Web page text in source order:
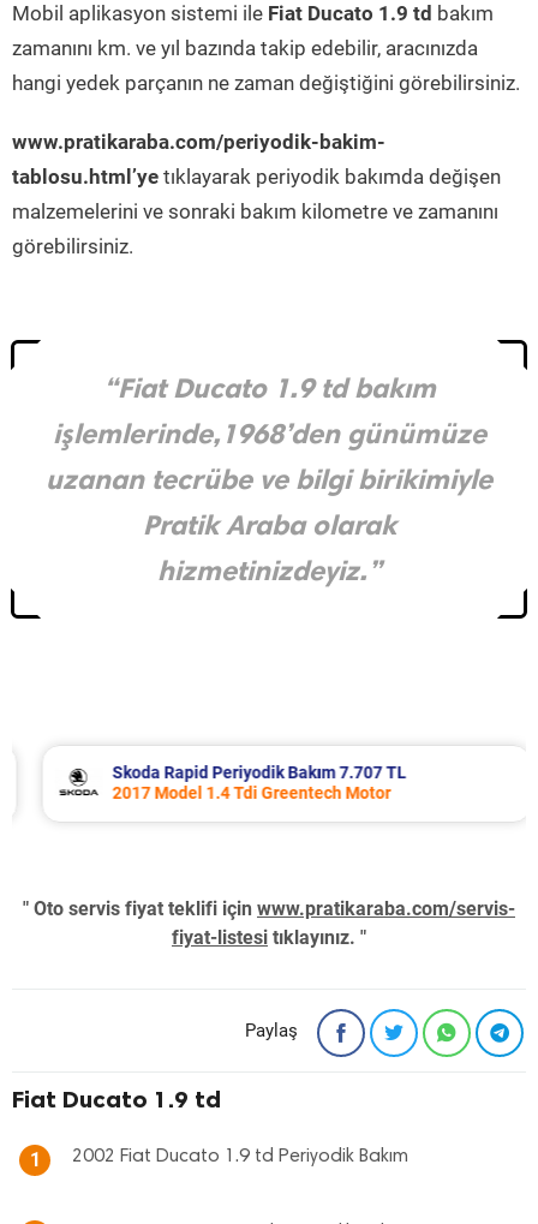
Mobil aplikasyon sistemi ile Fiat Ducato 1.9 td bakım
zamanını km. ve yıl bazında takip edebilir, aracınızda
hangi yedek parçanın ne zaman değiştiğini görebilirsiniz.
www.pratikaraba.com/periyodik-bakim-
tablosu.html’ye tıklayarak periyodik bakımda değişen
malzemelerini ve sonraki bakım kilometre ve zamanını
görebilirsiniz.
“Fiat Ducato 1.9 td bakım
işlemlerinde,1968’den günümüze
uzanan tecrübe ve bilgi birikimiyle
Pratik Araba olarak
hizmetinizdeyiz.”
Skoda Rapid Periyodik Bakım 7.707 TL
2017 Model 1.4 Tdi Greentech Motor
" Oto servis fiyat teklifi için www.pratikaraba.com/servis-
fiyat-listesi tıklayınız. "
Paylaş
Fiat Ducato 1.9 td
1 2002 Fiat Ducato 1.9 td Periyodik Bakım